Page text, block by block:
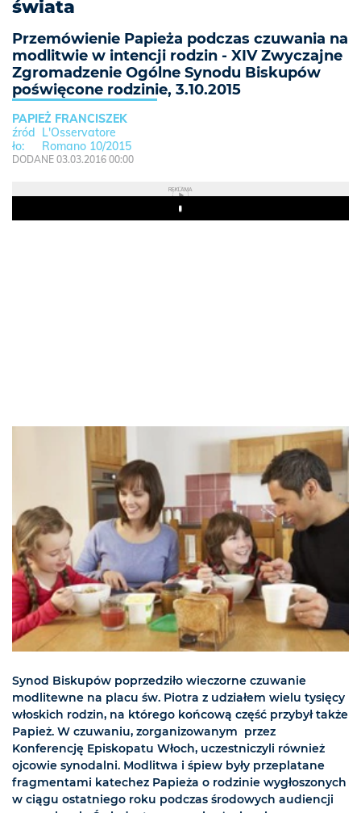
świata
Przemówienie Papieża podczas czuwania na
modlitwie w intencji rodzin - XIV Zwyczajne
Zgromadzenie Ogólne Synodu Biskupów
poświęcone rodzinie, 3.10.2015
PAPIEŻ FRANCISZEK
L'Osservatore
Romano 10/2015
DODANE 03.03.2016 00:00
REKLAMA
Play
Synod Biskupów poprzedziło wieczorne czuwanie
modlitewne na placu św. Piotra z udziałem wielu tysięcy
włoskich rodzin, na którego końcową część przybył także
Papież. W czuwaniu, zorganizowanym przez
Konferencję Episkopatu Włoch, uczestniczyli również
ojcowie synodalni. Modlitwa i śpiew były przeplatane
fragmentami katechez Papieża o rodzinie wygłoszonych
w ciągu ostatniego roku podczas środowych audiencji